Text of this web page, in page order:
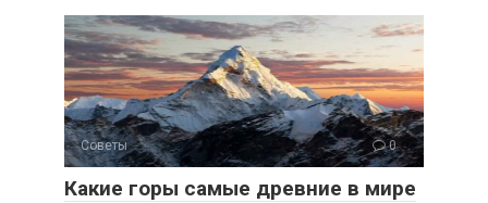
Советы 0
Какие горы самые древние в мире